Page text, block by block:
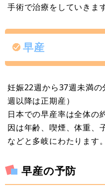
手術で治療をしていきます
早産
妊娠22週から37週未満
週以降は正期産）
日本での早産率は全体の
因は年齢、喫煙、体重、
などと多岐にわたります。
早産の予防